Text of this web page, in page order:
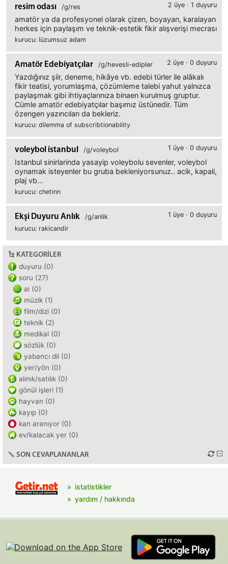
resim odası /g/res 2 üye · 1 duyuru
amatör ya da profesyonel olarak çizen, boyayan, karalayan
herkes için paylaşım ve teknik-estetik fikir alışverişi mecrası
kurucu: lüzumsuz adam
Amatör Edebiyatçılar /g/hevesli-edipler 2 üye · 0 duyuru
Yazdığınız şiir, deneme, hikâye vb. edebi türler ile alâkalı
fikir teatisi, yorumlaşma, çözümleme talebi yahut yalnızca
paylaşmak gibi ihtiyaçlarınıza binaen kurulmuş gruptur.
Cümle amatör edebiyatçılar başımız üstünedir. Tüm
özengen yazıncıları da bekleriz.
kurucu: dilemma of subscribtionability
voleybol istanbul /g/voleybol 1 üye · 0 duyuru
Istanbul sinirlarinda yasayip voleybolu sevenler, voleybol
oynamak isteyenler bu gruba bekleniyorsunuz.. acik, kapali,
plaj vb...
kurucu: chetinn
Ekşi Duyuru Anlık /g/anlik
1 üye · 0 duyuru
kurucu: rakicandir
KATEGORILER
duyuru (0)
soru (27)
ai (0)
müzik (1)
film/dizi (0)
teknik (2)
medikal (0)
sözlük (0)
yabancı dil (0)
yer/yön (0)
alınık/satılık (0)
gönül işleri (1)
hayvan (0)
kayıp (0)
kan aranıyor (0)
ev/kalacak yer (0)
SON CEVAPLANANLAR
istatistikler
yardım / hakkında